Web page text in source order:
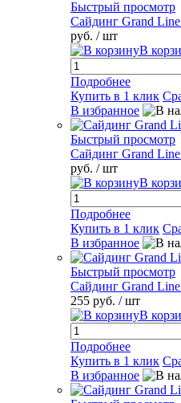
Быстрый просмотр
Сайдинг Grand
руб. / шт
В
Подробнее
Купить в 1 клик
В избранное
Быстрый просмотр
Сайдинг Grand
руб. / шт
В
Подробнее
Купить в 1 клик
В избранное
Быстрый просмотр
Сайдинг Grand
255 руб. / шт
В
Подробнее
Купить в 1 клик
В избранное